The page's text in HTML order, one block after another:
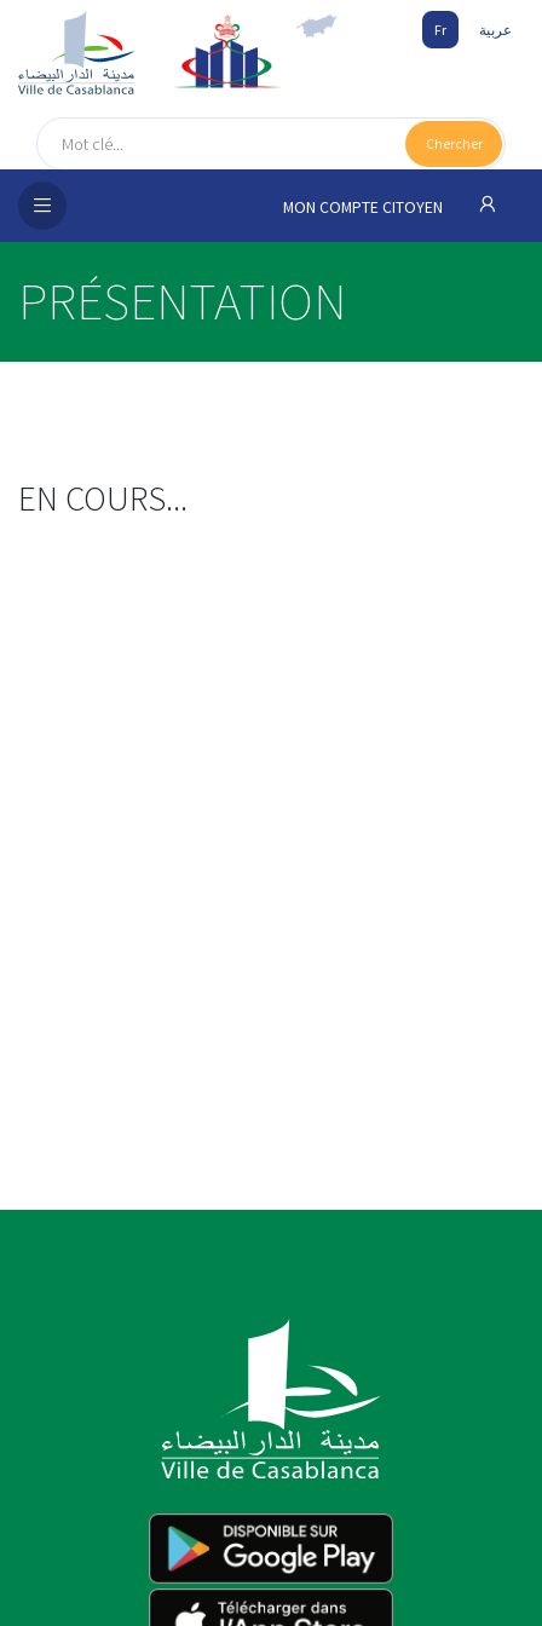
Fr عربية
Chercher
MON COMPTE CITOYEN
PRÉSENTATION
EN COURS...